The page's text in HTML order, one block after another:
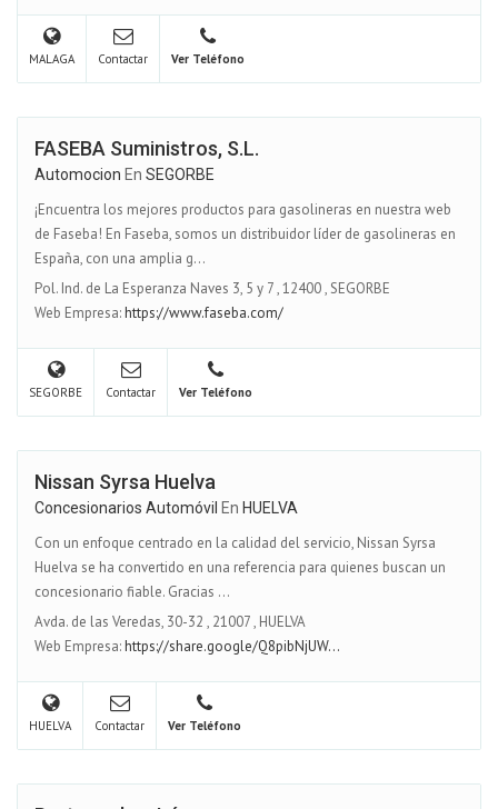
MALAGA Contactar Ver Teléfono
FASEBA Suministros, S.L.
Automocion En SEGORBE
¡Encuentra los mejores productos para gasolineras en nuestra web
de Faseba! En Faseba, somos un distribuidor líder de gasolineras en
España, con una amplia g...
Pol. Ind. de La Esperanza Naves 3, 5 y 7,12400,SEGORBE
Web Empresa:https://www.faseba.com/
SEGORBE Contactar Ver Teléfono
Nissan Syrsa Huelva
Concesionarios Automóvil En HUELVA
Con un enfoque centrado en la calidad del servicio, Nissan Syrsa
Huelva se ha convertido en una referencia para quienes buscan un
concesionario fiable. Gracias ...
Avda. de las Veredas, 30-32 , 21007, HUELVA
Web Empresa:https://share.google/Q8pibNjUW...
HUELVA Contactar Ver Teléfono